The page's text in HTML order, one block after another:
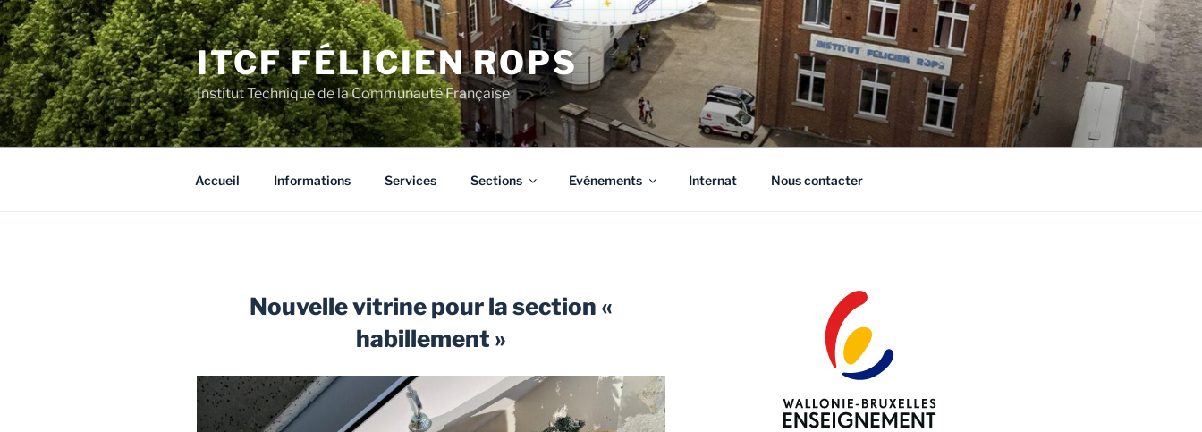
Aller
au
contenu
principal
ITCF FÉLICIEN ROPS
Institut Technique de la Communauté Française
Accueil Informations Services Sections Evénements Internat Nous contacter
Nouvelle vitrine pour la section «
habillement »